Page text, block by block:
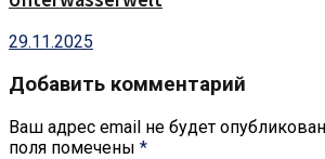
29.11.2025
Добавить комментарий
Ваш адрес email не будет
поля помечены *